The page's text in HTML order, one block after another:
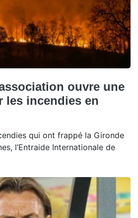
ouvre une
les incendies en
qui ont frappé la Gironde
l’Entraide Internationale de